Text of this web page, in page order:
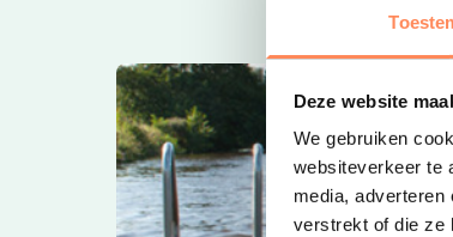
Deze website
We gebruiken
websiteverkeer te
media, adverteren
verstrekt of die ze